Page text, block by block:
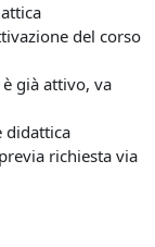
del corso
già attivo, va
didattica
richiesta via